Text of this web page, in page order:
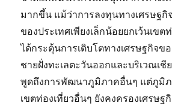
มากขึ้น แม้ว่าการลงทุนทางเศรษฐกิ
ของประเทศเพียงเล็กน้อยยกเว้นเขต
ได้กระตุ้นการเติบโตทางเศรษฐกิจข
ชายฝั่งทะเลตะวันออกและบริเวณเชี
พูดถึงการพัฒนาภูมิภาคอื่นๆ แต่ภูมิ
เขตท่องเที่ยวอื่นๆ ยังคงครองเศรษฐ